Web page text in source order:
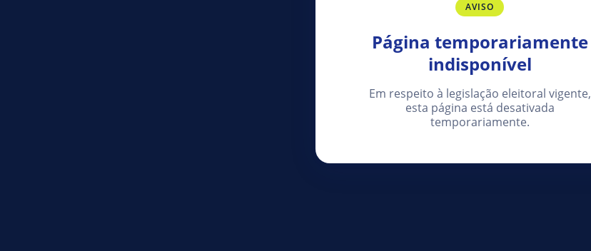
AVISO
Página temporariamente
indisponível
Em respeito à legislação eleitoral vigente,
esta página está desativada
temporariamente.